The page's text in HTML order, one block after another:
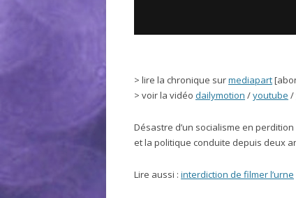
> lire la chronique surmediapart
> voir la vidéo dailymotion /youtube /
Désastre d’un socialisme en
et la politique conduite depuis deux
Lire aussi : interdiction de filmer l’urne